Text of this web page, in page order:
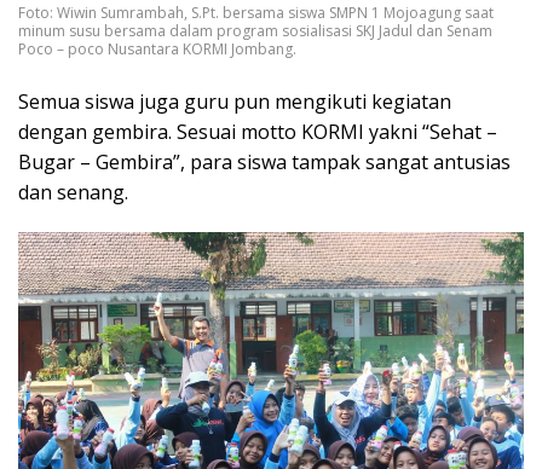
Foto: Wiwin Sumrambah, S.Pt. bersama siswa SMPN 1 Mojoagung saat
minum susu bersama dalam program sosialisasi SKJ Jadul dan Senam
Poco – poco Nusantara KORMI Jombang.
Semua siswa juga guru pun mengikuti kegiatan
dengan gembira. Sesuai motto KORMI yakni “Sehat –
Bugar – Gembira”, para siswa tampak sangat antusias
dan senang.